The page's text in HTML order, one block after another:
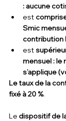
: aucune
est
Smic
contribution
est
mensuel : le
s’applique
Le taux de la
fixé à 20 %.
Le dispositif de